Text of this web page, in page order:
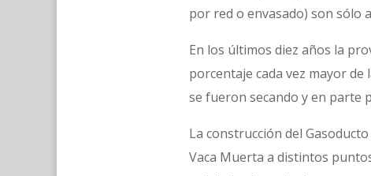
por red o envasado) son sólo
En los últimos diez años la
porcentaje cada vez mayor
se fueron secando y en parte
La construcción del
Vaca Muerta a distintos